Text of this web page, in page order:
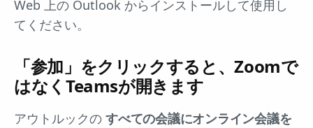
Web 上の Outlook からインストールして使用し
てください。
「参加」をクリックすると、Zoomで
はなくTeamsが開きます
アウトルックの すべての会議にオンライン会議を